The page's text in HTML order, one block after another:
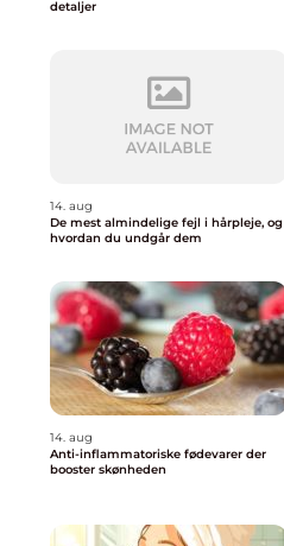
detaljer
14. aug
De mest almindelige fejl i hårpleje, og
hvordan du undgår dem
14. aug
Anti-inflammatoriske fødevarer der
booster skønheden